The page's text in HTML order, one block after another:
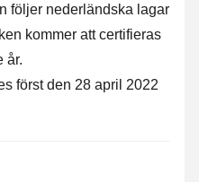
följer nederländska lagar
kommer att certifieras
år.
först den 28 april 2022